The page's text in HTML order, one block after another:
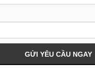
MAZDA 2 SPORT 1.5
544,000,000VND